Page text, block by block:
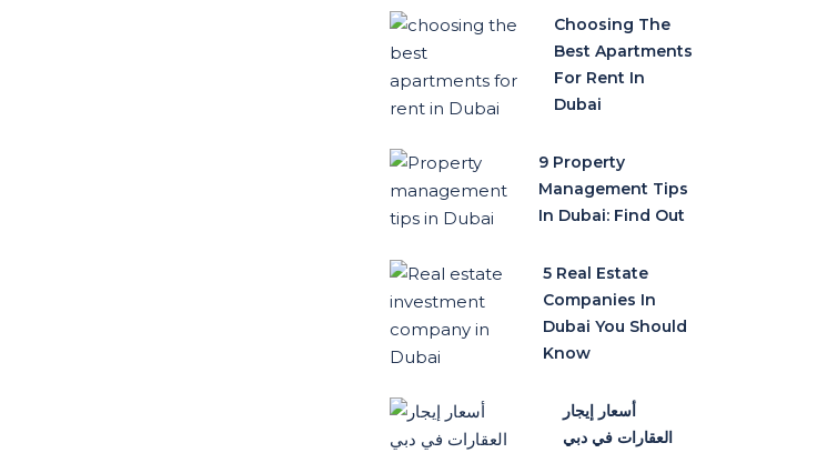
Choosing The
Best Apartments
For Rent In
Dubai
9 Property
Management Tips
In Dubai: Find Out
5 Real Estate
Companies In
Dubai You Should
Know
أسعار إيجار
العقارات في دبي